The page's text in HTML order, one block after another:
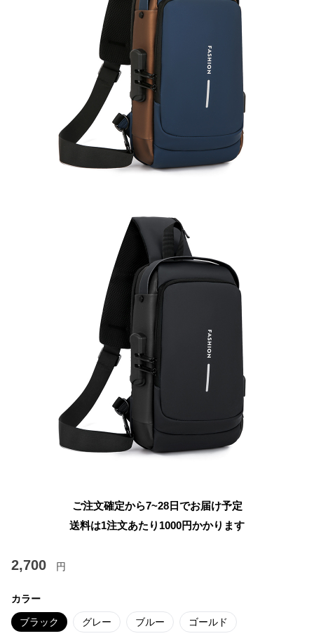
ご注文確定から7~28日でお届け予定
送料は1注文あたり 1000円かかります
2,700 円
カラー
ブラック グレー ブルー ゴールド